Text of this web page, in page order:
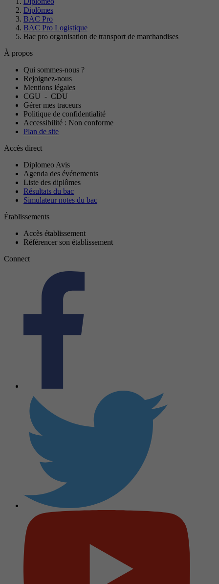
Diplômes
BAC Pro
BAC Pro Logistique
Bac pro organisation de transport de marchandises
À propos
Qui sommes-nous ?
Rejoignez-nous
Mentions légales
CGU - CDU
Gérer mes traceurs
Politique de confidentialité
Accessibilité : Non conforme
Plan de site
Accès direct
Diplomeo Avis
Agenda des événements
Liste des diplômes
Résultats du bac
Simulateur notes du bac
Établissements
Accès établissement
Référencer son établissement
Connect